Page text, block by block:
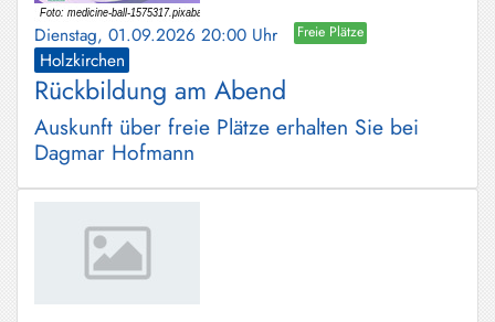
Dienstag, 01.09.2026 20:00 Uhr Freie Plätze
Holzkirchen
Rückbildung am Abend
Auskunft über freie Plätze erhalten Sie bei
Dagmar Hofmann